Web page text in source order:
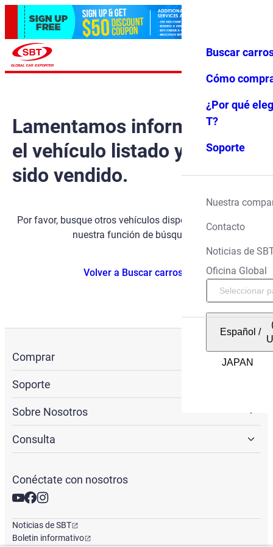
Favoritos Menú
Buscar
Cómo
¿Por qué
T?
Soporte
Nuestra
Contacto
Noticias de
Oficina Global
Español /
Lamentamos informarle que
el vehículo listado ya ha
sido vendido.
Por favor, busque otros vehículos disponibles utilizando
nuestra función de búsqueda.
Volver a Buscar carros
Comprar
Soporte
Sobre Nosotros
Consulta
Conéctate con nosotros
Noticias de SBT
Boletin informativo